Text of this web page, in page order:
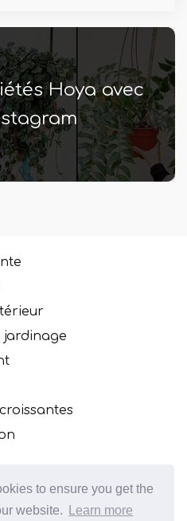
to ensure you get the
website.
Learn more
Hoya avec
jardinage